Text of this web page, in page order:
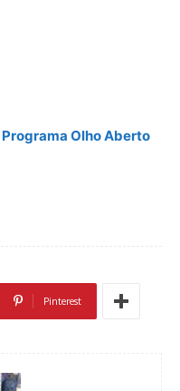
Programa Olho Aberto
Pinterest